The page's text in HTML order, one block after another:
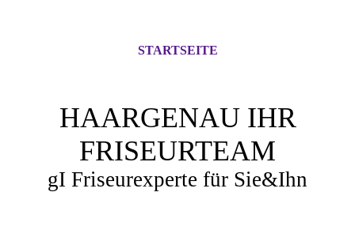
STARTSEITE
HAARGENAU IHR
FRISEURTEAM
gI Friseurexperte für Sie&Ihn